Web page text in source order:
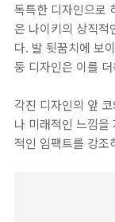
독특한 디자인으로
은 나이키의 상직적
다. 발 뒷꿈치에 보
둥 디자인은 이를
각진 디자인의 앞
나 미래적인 느낌을
적인 임팩트를 강조